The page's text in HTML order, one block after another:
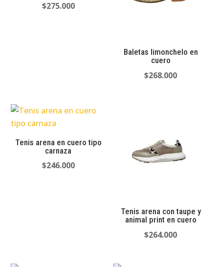
$275.000
Baletas limonchelo en
cuero
$268.000
Tenis arena en cuero tipo
carnaza
$246.000
Tenis arena con taupe y
animal print en cuero
$264.000